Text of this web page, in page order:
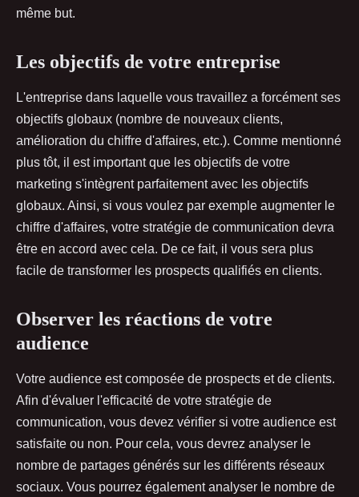
même but.
Les objectifs de votre entreprise
L'entreprise dans laquelle vous travaillez a forcément ses
objectifs globaux (nombre de nouveaux clients,
amélioration du chiffre d'affaires, etc.). Comme mentionné
plus tôt, il est important que les objectifs de votre
marketing s'intègrent parfaitement avec les objectifs
globaux. Ainsi, si vous voulez par exemple augmenter le
chiffre d'affaires, votre stratégie de communication devra
être en accord avec cela. De ce fait, il vous sera plus
facile de transformer les prospects qualifiés en clients.
Observer les réactions de votre
audience
Votre audience est composée de prospects et de clients.
Afin d'évaluer l'efficacité de votre stratégie de
communication, vous devez vérifier si votre audience est
satisfaite ou non. Pour cela, vous devrez analyser le
nombre de partages générés sur les différents réseaux
sociaux. Vous pourrez également analyser le nombre de